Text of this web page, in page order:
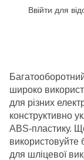
Ввійти для
широко
для різних
конструктивно
ABS-пластику.
використовуйте
для шліцевої